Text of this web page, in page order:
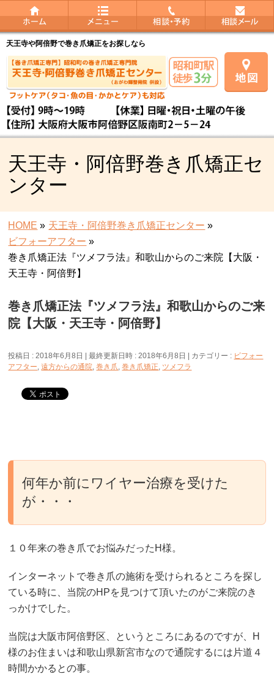
天王寺や阿倍野で巻き爪矯正をお探しなら
天王寺・阿倍野巻き爪矯正セ
ンター
HOME » 天王寺・阿倍野巻き爪矯正センター »
ビフォーアフター »
巻き爪矯正法『ツメフラ法』和歌山からのご来院【大阪・
天王寺・阿倍野】
巻き爪矯正法『ツメフラ法』和歌山からのご来
院【大阪・天王寺・阿倍野】
投稿日 : 2018年6月8日 最終更新日時 : 2018年6月8日 カテゴリー : ビフォー
アフター,遠方からの通院,巻き爪,巻き爪矯正, ツメフラ
何年か前にワイヤー治療を受けた
が・・・
１０年来の巻き爪でお悩みだったH様。
インターネットで巻き爪の施術を受けられるところを探し
ている時に、当院のHPを見つけて頂いたのがご来院のき
っかけでした。
当院は大阪市阿倍野区、というところにあるのですが、H
様のお住まいは和歌山県新宮市なので通院するには片道４
時間かかるとの事。